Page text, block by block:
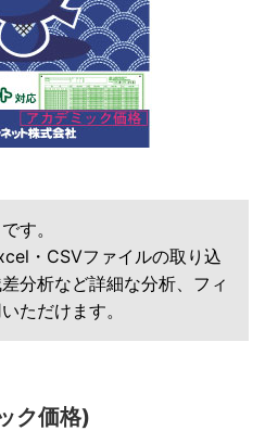
す。
・CSVファイルの取り込
分析など詳細な分析、フィ
ただけます。
ク価格)